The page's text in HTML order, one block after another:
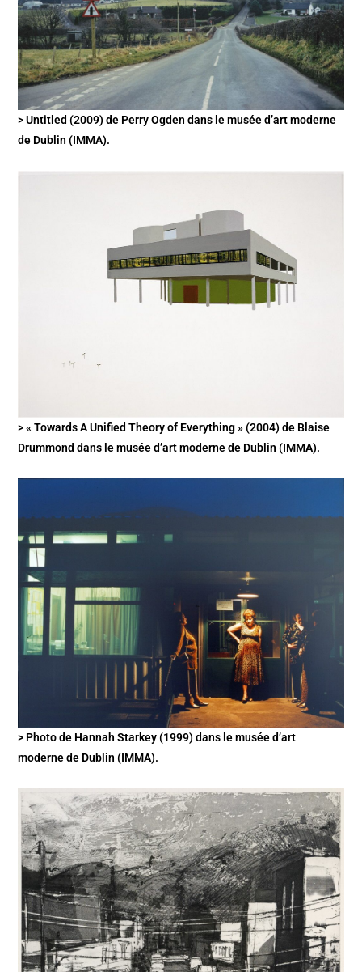
> Untitled (2009) de Perry Ogden dans le musée d’art moderne
de Dublin (IMMA).
> « Towards A Unified Theory of Everything » (2004) de Blaise
Drummond dans le musée d’art moderne de Dublin (IMMA).
> Photo de Hannah Starkey (1999) dans le musée d’art
moderne de Dublin (IMMA).